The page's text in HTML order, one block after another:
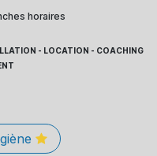
horaires
- LOCATION - COACHING